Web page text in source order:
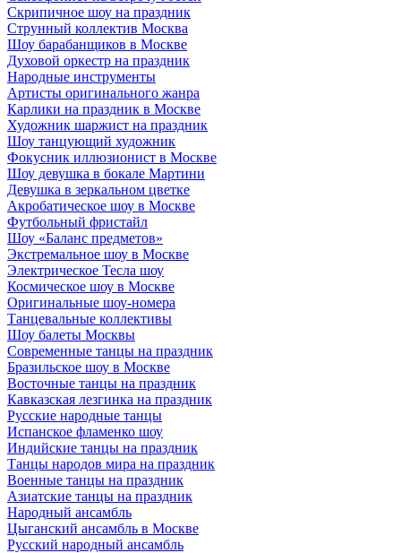
Скрипичное шоу на праздник
Струнный коллектив Москва
Шоу барабанщиков в Москве
Духовой оркестр на праздник
Народные инструменты
Артисты оригинального жанра
Карлики на праздник в Москве
Художник шаржист на праздник
Шоу танцующий художник
Фокусник иллюзионист в Москве
Шоу девушка в бокале Мартини
Девушка в зеркальном цветке
Акробатическое шоу в Москве
Футбольный фристайл
Шоу «Баланс предметов»
Экстремальное шоу в Москве
Электрическое Тесла шоу
Космическое шоу в Москве
Оригинальные шоу-номера
Танцевальные коллективы
Шоу балеты Москвы
Современные танцы на праздник
Бразильское шоу в Москве
Восточные танцы на праздник
Кавказская лезгинка на праздник
Русские народные танцы
Испанское фламенко шоу
Индийские танцы на праздник
Танцы народов мира на праздник
Военные танцы на праздник
Азиатские танцы на праздник
Народный ансамбль
Цыганский ансамбль в Москве
Русский народный ансамбль